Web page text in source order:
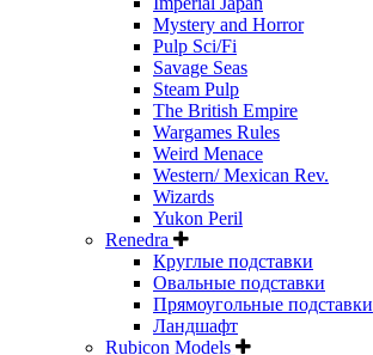
Mystery and Horror
Pulp Sci/Fi
Savage Seas
Steam Pulp
The British Empire
Wargames Rules
Weird Menace
Western/ Mexican Rev.
Wizards
Yukon Peril
Renedra
Круглые подставки
Овальные подставки
Прямоугольные подставки
Ландшафт
Rubicon Models